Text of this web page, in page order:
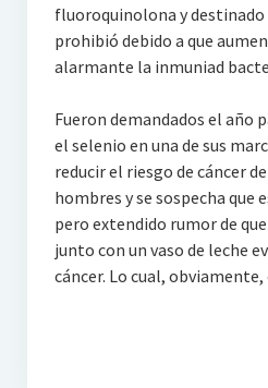
fluoroquinolona y destinado
prohibió debido a que
alarmante la inmuniad
Fueron demandados el año
el selenio en una de sus
reducir el riesgo de cáncer
hombres y se sospecha que
pero extendido rumor de
junto con un vaso de leche
cáncer. Lo cual, obviamente,